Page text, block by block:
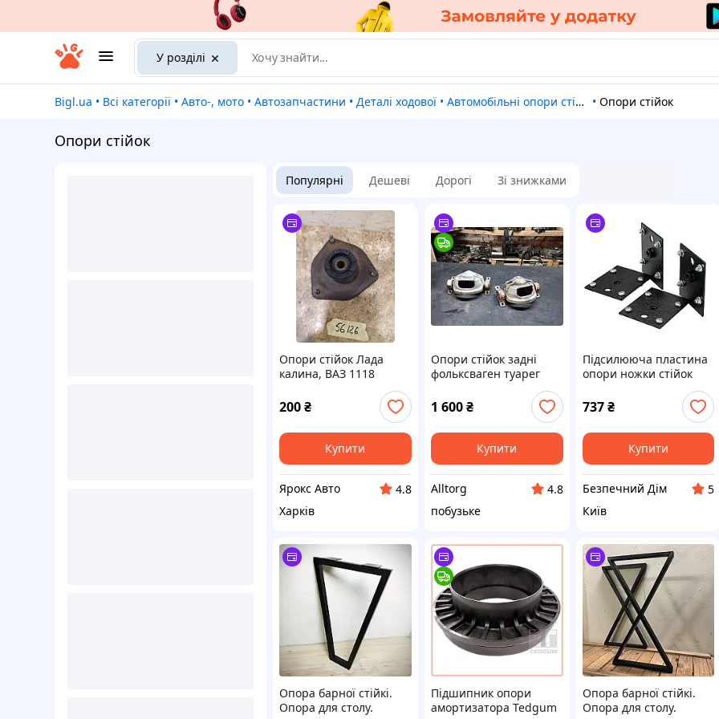
У розділі
Bigl.ua • Всі категорії • Авто-, мото • Автозапчастини • Деталі ходової • Автомобільні опори стійок • Опори стійок
Опори стійок
Популярні Дешеві Дорогі Зі знижками
Опори стійок Лада
калина, ВАЗ 1118
200₴
Купити
Ярокс Авто
4.8
Харків
Опори стійок задні
фольксваген туарег
1 600₴
Купити
Alltorg
4.8
побузьке
Підсилююча пластина
опори ножки стійок
(комплект 4шт.) чорна
737 ₴
Купити
Безпечний Дім
5
Київ
Опора барної стійкі.
Опора для столу.
Підшипник опори
амортизатора Tedgum
Опора барної стійкі.
Опора для столу.